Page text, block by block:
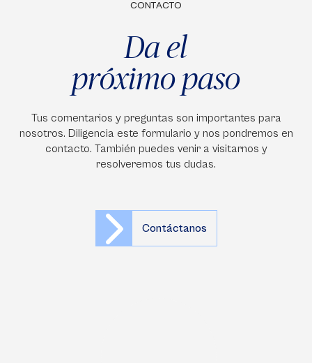
CONTACTO
Da el
próximo paso
Tus comentarios y preguntas son importantes para
nosotros. Diligencia este formulario y nos pondremos en
contacto. También puedes venir a visitarnos y
resolveremos tus dudas.
Contáctanos